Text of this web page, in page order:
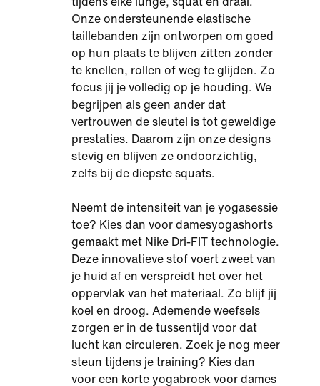
Onze ondersteunende elastische
taillebanden zijn ontworpen om goed
op hun plaats te blijven zitten zonder
te knellen, rollen of weg te glijden. Zo
focus jij je volledig op je houding. We
begrijpen als geen ander dat
vertrouwen de sleutel is tot geweldige
prestaties. Daarom zijn onze designs
stevig en blijven ze ondoorzichtig,
zelfs bij de diepste squats.
Neemt de intensiteit van je yogasessie
toe? Kies dan voor damesyogashorts
gemaakt met Nike Dri-FIT technologie.
Deze innovatieve stof voert zweet van
je huid af en verspreidt het over het
oppervlak van het materiaal. Zo blijf jij
koel en droog. Ademende weefsels
zorgen er in de tussentijd voor dat
lucht kan circuleren. Zoek je nog meer
steun tijdens je training? Kies dan
voor een korte yogabroek voor dames